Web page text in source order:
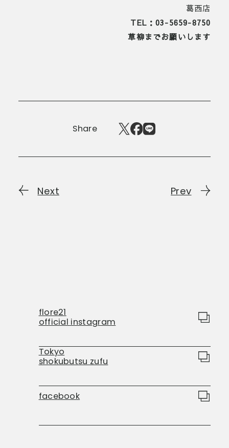
葛西店
TEL：03-5659-8750
草柳までお願いします
Share
Next Prev
flore21
official instagram
Tokyo
shokubutsu zufu
facebook